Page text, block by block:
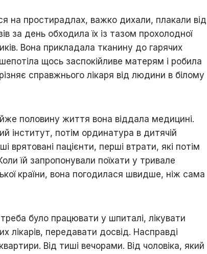
на простирадлах, важко дихали, плакали від
за день обходила їх із тазом прохолодної
Вона прикладала тканину до гарячих
щось заспокійливе матерям і робила
справжнього лікаря від людини в білому
половину життя вона віддала медицині.
інститут, потім ординатура в дитячій
врятовані пацієнти, перші втрати, які потім
їй запропонували поїхати у тривале
країни, вона погодилася швидше, ніж сама
було працювати у шпиталі, лікувати
лікарів, передавати досвід. Насправді
Від тиші вечорами. Від чоловіка, який